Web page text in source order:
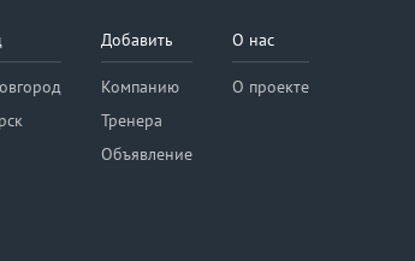
Добавить
Компанию
Тренера
Объявление
О нас
О проекте